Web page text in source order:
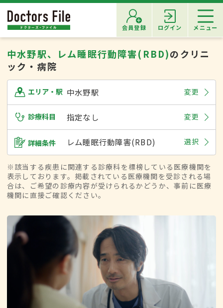
会員登録 ログイン メニュー
中水野駅、レム睡眠行動障害(RBD)のクリニ
ック・病院
エリア・駅 中水野駅 変更
診療科目 指定なし 変更
詳細条件 レム睡眠行動障害(RBD) 選択
※該当する疾患に関連する診療科を標榜している医療機関を
表示しております。掲載されている医療機関を受診される場
合は、ご希望の診療内容が受けられるかどうか、事前に医療
機関に直接ご確認ください。